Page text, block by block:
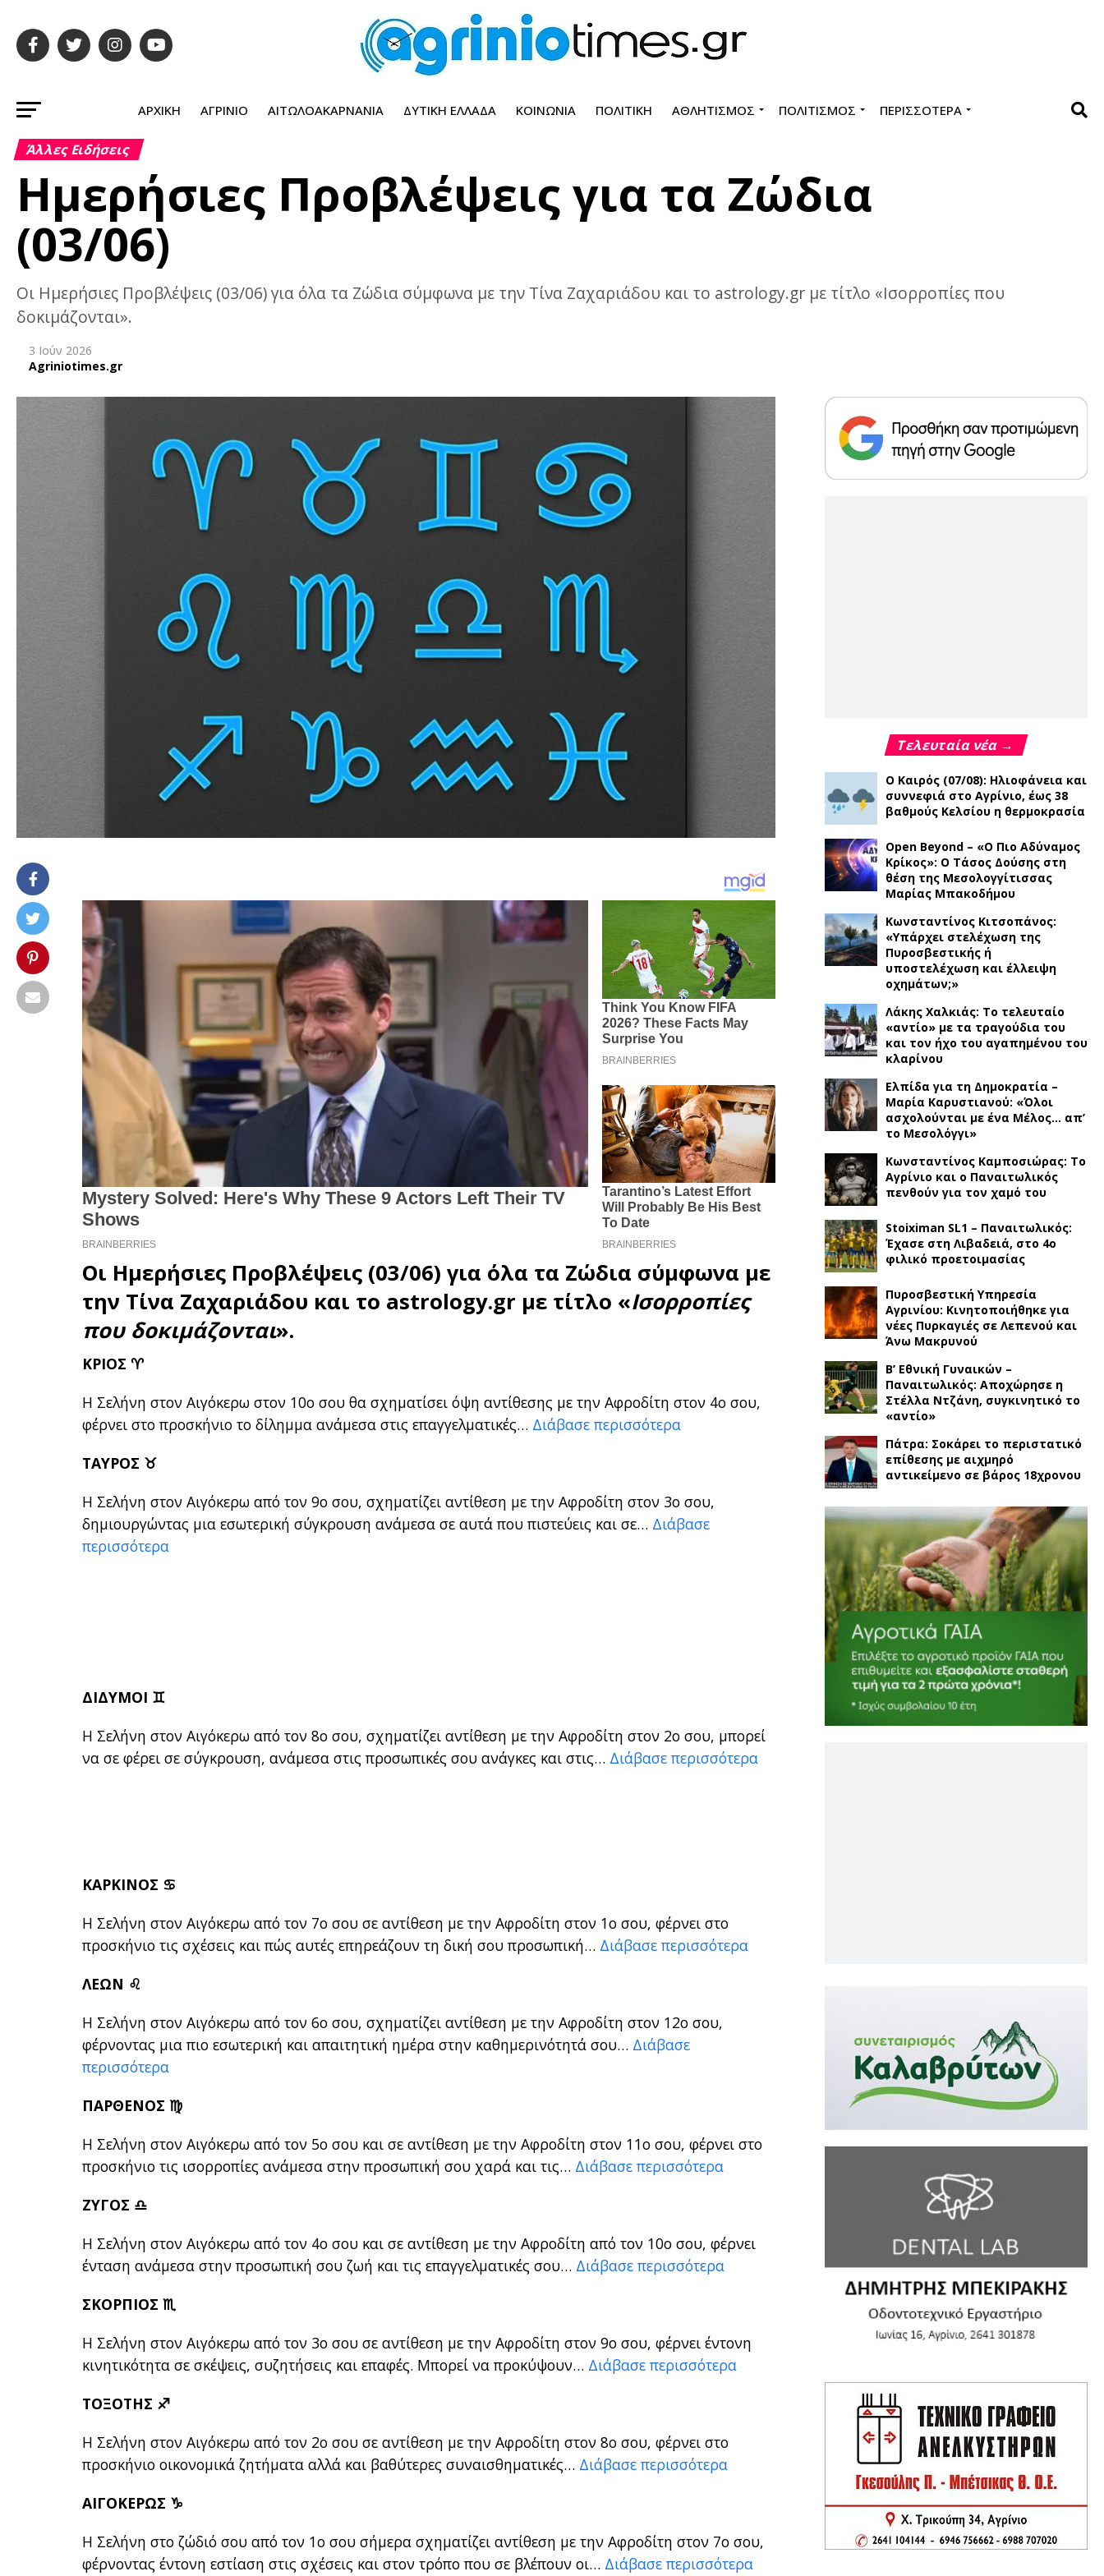
ΑΡΧΙΚΉ ΑΓΡΊΝΙΟ ΑΙΤΩΛΟΑΚΑΡΝΑΝΊΑ ΔΥΤΙΚΉ ΕΛΛΆΔΑ ΚΟΙΝΩΝΊΑ ΠΟΛΙΤΙΚΉ ΑΘΛΗΤΙΣΜΌΣ ΠΟΛΙΤΙΣΜΌΣ ΠΕΡΙΣΣΌΤΕΡΑ
Άλλες Ειδήσεις
Ημερήσιες Προβλέψεις για τα Ζώδια
(03/06)
Οι Ημερήσιες Προβλέψεις (03/06) για όλα τα Ζώδια σύμφωνα με την Τίνα Ζαχαριάδου και το astrology.gr με τίτλο «Ισορροπίες που
δοκιμάζονται».
3 Ιούν 2026
Agriniotimes.gr
Οι Ημερήσιες Προβλέψεις (03/06) για όλα τα Ζώδια σύμφωνα με
την Τίνα Ζαχαριάδου και το astrology.gr με τίτλο «Ισορροπίες
που δοκιμάζονται».
ΚΡΙΟΣ ♈
Η Σελήνη στον Αιγόκερω στον 10ο σου θα σχηματίσει όψη αντίθεσης με την Αφροδίτη στον 4ο σου,
φέρνει στο προσκήνιο το δίλημμα ανάμεσα στις επαγγελματικές… Διάβασε περισσότερα
ΤΑΥΡΟΣ ♉
Η Σελήνη στον Αιγόκερω από τον 9ο σου, σχηματίζει αντίθεση με την Αφροδίτη στον 3ο σου,
δημιουργώντας μια εσωτερική σύγκρουση ανάμεσα σε αυτά που πιστεύεις και σε… Διάβασε
περισσότερα
ΔΙΔΥΜΟΙ ♊
Η Σελήνη στον Αιγόκερω από τον 8ο σου, σχηματίζει αντίθεση με την Αφροδίτη στον 2ο σου, μπορεί
να σε φέρει σε σύγκρουση, ανάμεσα στις προσωπικές σου ανάγκες και στις… Διάβασε περισσότερα
ΚΑΡΚΙΝΟΣ ♋
Η Σελήνη στον Αιγόκερω από τον 7ο σου σε αντίθεση με την Αφροδίτη στον 1ο σου, φέρνει στο
προσκήνιο τις σχέσεις και πώς αυτές επηρεάζουν τη δική σου προσωπική… Διάβασε περισσότερα
ΛΕΩΝ ♌
Η Σελήνη στον Αιγόκερω από τον 6ο σου, σχηματίζει αντίθεση με την Αφροδίτη στον 12ο σου,
φέρνοντας μια πιο εσωτερική και απαιτητική ημέρα στην καθημερινότητά σου… Διάβασε
περισσότερα
ΠΑΡΘΕΝΟΣ ♍
Η Σελήνη στον Αιγόκερω από τον 5ο σου και σε αντίθεση με την Αφροδίτη στον 11ο σου, φέρνει στο
προσκήνιο τις ισορροπίες ανάμεσα στην προσωπική σου χαρά και τις… Διάβασε περισσότερα
ΖΥΓΟΣ ♎
Η Σελήνη στον Αιγόκερω από τον 4ο σου και σε αντίθεση με την Αφροδίτη από τον 10ο σου, φέρνει
ένταση ανάμεσα στην προσωπική σου ζωή και τις επαγγελματικές σου… Διάβασε περισσότερα
ΣΚΟΡΠΙΟΣ ♏
Η Σελήνη στον Αιγόκερω από τον 3ο σου σε αντίθεση με την Αφροδίτη στον 9ο σου, φέρνει έντονη
κινητικότητα σε σκέψεις, συζητήσεις και επαφές. Μπορεί να προκύψουν… Διάβασε περισσότερα
ΤΟΞΟΤΗΣ ♐
Η Σελήνη στον Αιγόκερω από τον 2ο σου σε αντίθεση με την Αφροδίτη στον 8ο σου, φέρνει στο
προσκήνιο οικονομικά ζητήματα αλλά και βαθύτερες συναισθηματικές… Διάβασε περισσότερα
ΑΙΓΟΚΕΡΩΣ ♑
Η Σελήνη στο ζώδιό σου από τον 1ο σου σήμερα σχηματίζει αντίθεση με την Αφροδίτη στον 7ο σου,
φέρνοντας έντονη εστίαση στις σχέσεις και στον τρόπο που σε βλέπουν οι… Διάβασε περισσότερα
Τελευταία νέα →
Ο Καιρός (07/08): Ηλιοφάνεια και
συννεφιά στο Αγρίνιο, έως 38
βαθμούς Κελσίου η θερμοκρασία
Open Beyond – «Ο Πιο Αδύναμος
Κρίκος»: Ο Τάσος Δούσης στη
θέση της Μεσολογγίτισσας
Μαρίας Μπακοδήμου
Κωνσταντίνος Κιτσοπάνος:
«Υπάρχει στελέχωση της
Πυροσβεστικής ή
υποστελέχωση και έλλειψη
οχημάτων;»
Λάκης Χαλκιάς: Το τελευταίο
«αντίο» με τα τραγούδια του
και τον ήχο του αγαπημένου του
κλαρίνου
Ελπίδα για τη Δημοκρατία –
Μαρία Καρυστιανού: «Όλοι
ασχολούνται με ένα Μέλος… απ’
το Μεσολόγγι»
Κωνσταντίνος Καμποσιώρας: Το
Αγρίνιο και ο Παναιτωλικός
πενθούν για τον χαμό του
Stoiximan SL1 – Παναιτωλικός:
Έχασε στη Λιβαδειά, στο 4ο
φιλικό προετοιμασίας
Πυροσβεστική Υπηρεσία
Αγρινίου: Κινητοποιήθηκε για
νέες Πυρκαγιές σε Λεπενού και
Άνω Μακρυνού
Β’ Εθνική Γυναικών –
Παναιτωλικός: Αποχώρησε η
Στέλλα Ντζάνη, συγκινητικό το
«αντίο»
Πάτρα: Σοκάρει το περιστατικό
επίθεσης με αιχμηρό
αντικείμενο σε βάρος 18χρονου